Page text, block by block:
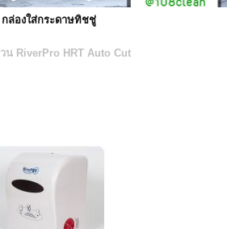
กล่องใส่กระดาษทิชชู่
น RiverPro HRT Auto Cut